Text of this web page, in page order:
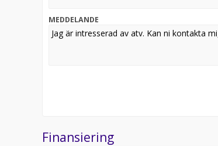
MEDDELANDE
Finansiering